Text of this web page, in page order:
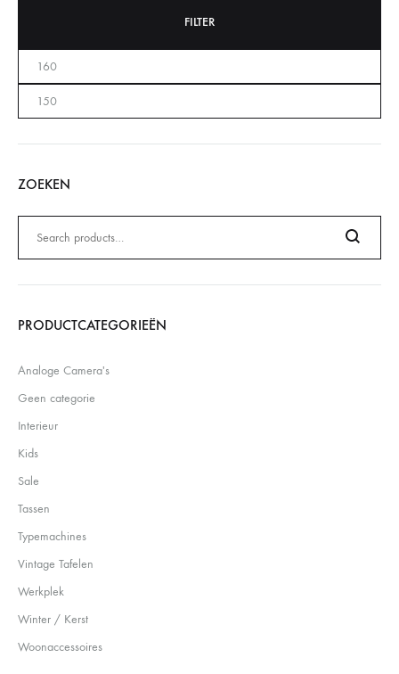
FILTER
ZOEKEN
naar:
Search
PRODUCTCATEGORIEËN
Analoge Camera's
Geen categorie
Interieur
Kids
Sale
Tassen
Typemachines
Vintage Tafelen
Werkplek
Winter / Kerst
Woonaccessoires